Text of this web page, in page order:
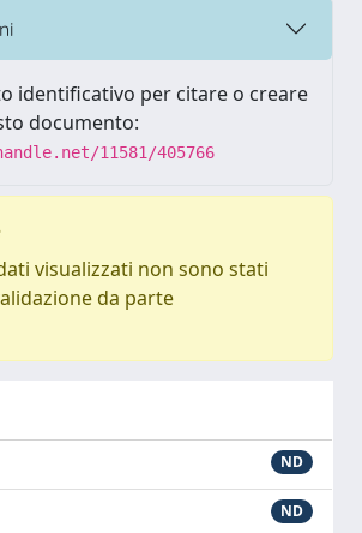
identificativo per citare o creare
documento:
11581/405766
visualizzati non sono stati
da parte
ND
ND